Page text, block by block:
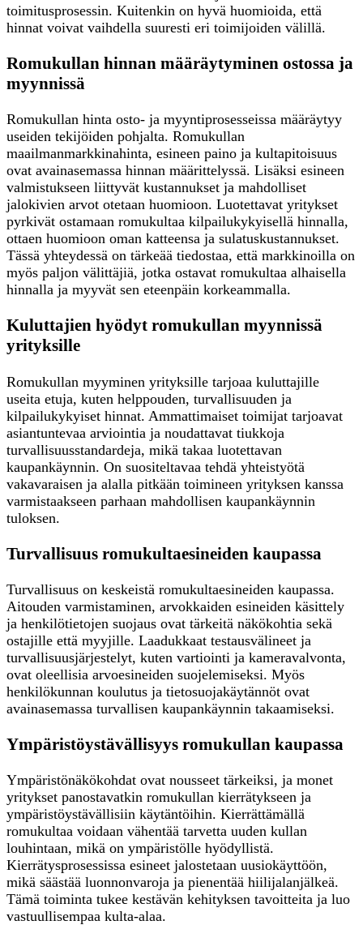
toimitusprosessin. Kuitenkin on hyvä huomioida, että
hinnat voivat vaihdella suuresti eri toimijoiden välillä.
Romukullan hinnan määräytyminen ostossa ja
myynnissä
Romukullan hinta osto- ja myyntiprosesseissa määräytyy
useiden tekijöiden pohjalta. Romukullan
maailmanmarkkinahinta, esineen paino ja kultapitoisuus
ovat avainasemassa hinnan määrittelyssä. Lisäksi esineen
valmistukseen liittyvät kustannukset ja mahdolliset
jalokivien arvot otetaan huomioon. Luotettavat yritykset
pyrkivät ostamaan romukultaa kilpailukykyisellä hinnalla,
ottaen huomioon oman katteensa ja sulatuskustannukset.
Tässä yhteydessä on tärkeää tiedostaa, että markkinoilla on
myös paljon välittäjiä, jotka ostavat romukultaa alhaisella
hinnalla ja myyvät sen eteenpäin korkeammalla.
Kuluttajien hyödyt romukullan myynnissä
yrityksille
Romukullan myyminen yrityksille tarjoaa kuluttajille
useita etuja, kuten helppouden, turvallisuuden ja
kilpailukykyiset hinnat. Ammattimaiset toimijat tarjoavat
asiantuntevaa arviointia ja noudattavat tiukkoja
turvallisuusstandardeja, mikä takaa luotettavan
kaupankäynnin. On suositeltavaa tehdä yhteistyötä
vakavaraisen ja alalla pitkään toimineen yrityksen kanssa
varmistaakseen parhaan mahdollisen kaupankäynnin
tuloksen.
Turvallisuus romukultaesineiden kaupassa
Turvallisuus on keskeistä romukultaesineiden kaupassa.
Aitouden varmistaminen, arvokkaiden esineiden käsittely
ja henkilötietojen suojaus ovat tärkeitä näkökohtia sekä
ostajille että myyjille. Laadukkaat testausvälineet ja
turvallisuusjärjestelyt, kuten vartiointi ja kameravalvonta,
ovat oleellisia arvoesineiden suojelemiseksi. Myös
henkilökunnan koulutus ja tietosuojakäytännöt ovat
avainasemassa turvallisen kaupankäynnin takaamiseksi.
Ympäristöystävällisyys romukullan kaupassa
Ympäristönäkökohdat ovat nousseet tärkeiksi, ja monet
yritykset panostavatkin romukullan kierrätykseen ja
ympäristöystävällisiin käytäntöihin. Kierrättämällä
romukultaa voidaan vähentää tarvetta uuden kullan
louhintaan, mikä on ympäristölle hyödyllistä.
Kierrätysprosessissa esineet jalostetaan uusiokäyttöön,
mikä säästää luonnonvaroja ja pienentää hiilijalanjälkeä.
Tämä toiminta tukee kestävän kehityksen tavoitteita ja luo
vastuullisempaa kulta-alaa.